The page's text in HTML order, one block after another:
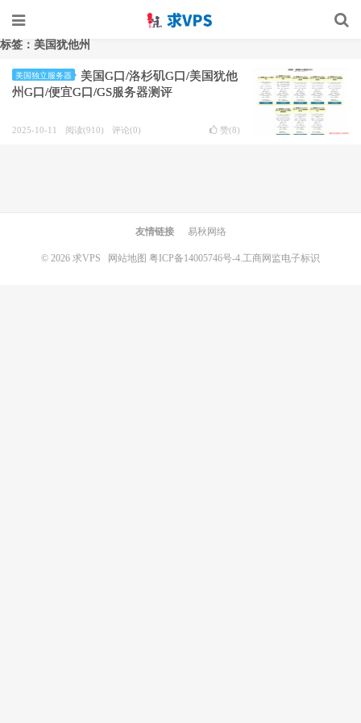
标签：美国犹他州
美国独立服务器
美国G口/洛杉矶G口/美国犹他
州G口/便宜G口/GS服务器测评
2025-10-11 阅读(910) 评论(0) 赞(8)
友情链接 易秋网络
© 2026 求VPS 网站地图 粤ICP备14005746号-4.工商网监电子标识